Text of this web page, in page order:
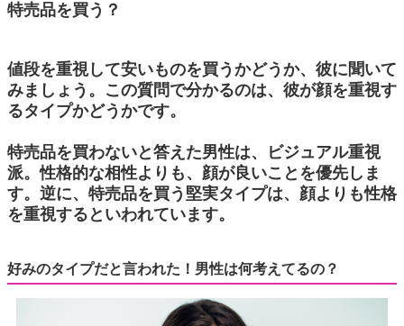
特売品を買う？
値段を重視して安いものを買うかどうか、彼に聞いて
みましょう。この質問で分かるのは、彼が顔を重視す
るタイプかどうかです。
特売品を買わないと答えた男性は、ビジュアル重視
派。性格的な相性よりも、顔が良いことを優先しま
す。逆に、特売品を買う堅実タイプは、顔よりも性格
を重視するといわれています。
好みのタイプだと言われた！男性は何考えてるの？